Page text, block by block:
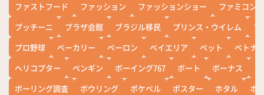
ファストフード
ファッション ファッションショー
ファミコン
プッチーニ
プラザ会館 ブラジル移民 プリンス・ウイレム
ブ
プロ野球
ベーカリー ペーロン ベイエリア ペット
ベトナ
ヘリコプター
ペンギン ボーイング767 ボート ボーナス
ボーリング調査
ボウリング ポケベル ポスター ホタル
ホ